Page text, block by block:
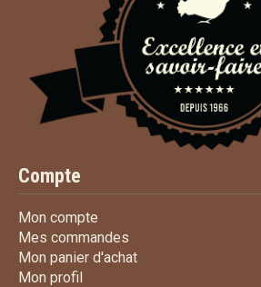
Compte
Mon compte
Mes commandes
Mon panier d'achatMon panier d'achat
Mon profil